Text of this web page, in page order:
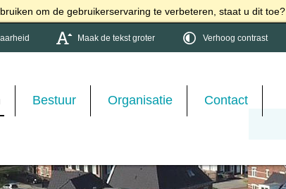
om de gebruikerservaring te verbeteren, staat u dit toe?
Maak de tekst groter Verhoog contrast
Bestuur Organisatie Contact